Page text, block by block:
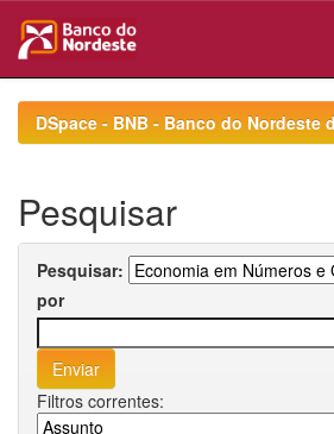
navigationDSpace - BNB - Banco do Nordeste
Pesquisar
Pesquisar:
por
Filtros correntes: